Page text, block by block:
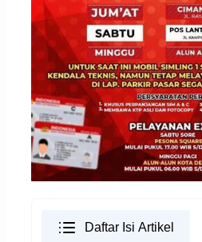
Daftar Isi Artikel